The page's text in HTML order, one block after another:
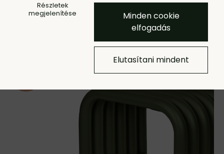
Nokk kisasztal/szék Forest
Részletek
megjelenítése
Minden cookie
elfogadás
Elutasítani mindent